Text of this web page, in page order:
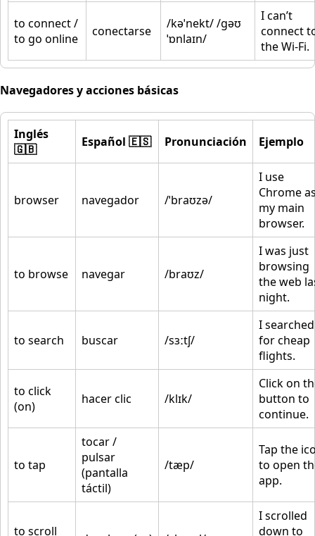
to connect /
to go online
conectarse
/kəˈnekt/ /ɡəʊ
ˈɒnlaɪn/
I can’t
connect
the Wi-Fi.
Navegadores y acciones básicas
Inglés
🇬🇧
Español 🇪🇸 Pronunciación Ejemplo
browser navegador /ˈbraʊzə/
I use
Chrome
my main
browser.
to browse navegar /braʊz/
I was just
browsing
the web
night.
to search buscar /sɜːtʃ/
I searched
for cheap
flights.
to click
(on)
hacer clic /klɪk/
Click on
button to
continue.
to tap
tocar /
pulsar
(pantalla
táctil)
/tæp/
Tap the
to open
app.
to scroll
I scrolled
down to